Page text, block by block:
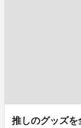
推しのグッズを